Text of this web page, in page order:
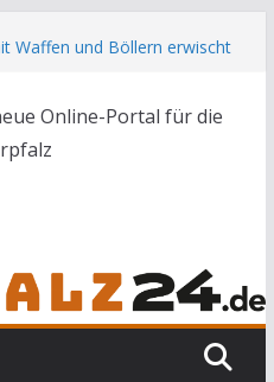
Waffen und Böllern erwischt
in Weiden
ist eröffnet
Schüleraustausch zu
Online-Portal für die